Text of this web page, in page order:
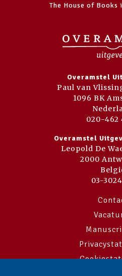
The House of Books
Overamstel
Paul van
1096 BK
020-462
Overamstel
Leopold De
2000
03-